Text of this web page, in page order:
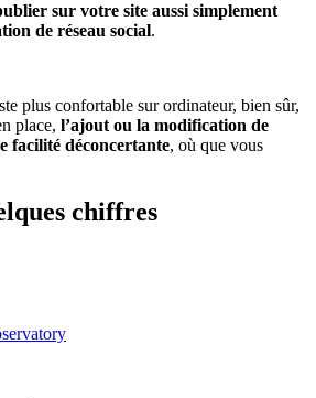
sur votre site aussi simplement
de réseau social.
plus confortable sur ordinateur, bien sûr,
place, l’ajout ou la modification de
facilité déconcertante, où que vous
chiffres